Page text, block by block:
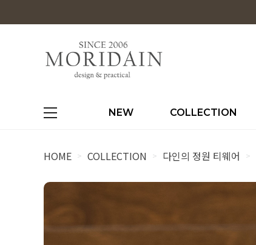
NEW COLLECTION
HOME > COLLECTION > 다인의 정원 티웨어 >